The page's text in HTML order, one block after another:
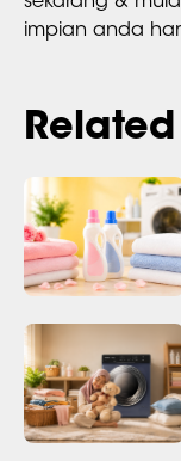
impian anda